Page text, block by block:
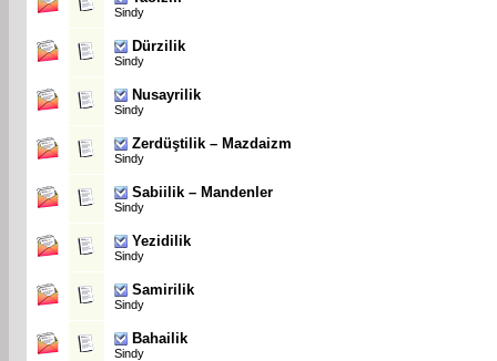
Sindy
Dürzilik
Sindy
Nusayrilik
Sindy
Zerdüştilik – Mazdaizm
Sindy
Sabiilik – Mandenler
Sindy
Yezidilik
Sindy
Samirilik
Sindy
Bahailik
Sindy